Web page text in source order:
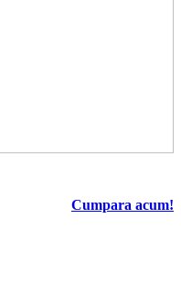
Cumpara acum!